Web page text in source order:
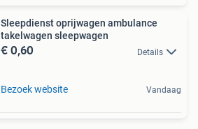
Sleepdienst oprijwagen ambulance
takelwagen sleepwagen
€ 0,60 Details
Bezoek website Vandaag